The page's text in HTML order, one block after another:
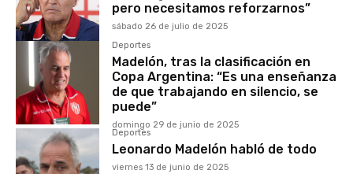
pero necesitamos reforzarnos”
sábado 26 de julio de 2025
Deportes
Madelón, tras la clasificación en
Copa Argentina: “Es una enseñanza
de que trabajando en silencio, se
puede”
domingo 29 de junio de 2025
Deportes
Leonardo Madelón habló de todo
viernes 13 de junio de 2025